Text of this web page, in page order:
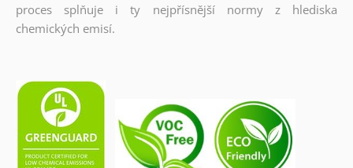
proces splňuje i ty nejpřísnější normy z hlediska
chemických emisí.